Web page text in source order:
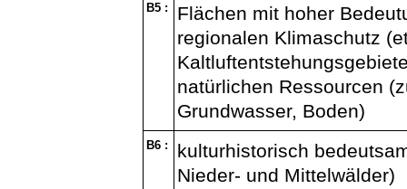
B5 :
Flächen mit hoher
regionalen Klimaschutz
natürlichen Ressourcen
Grundwasser, Boden)
B6 :
kulturhistorisch
Nieder- und Mittelwälder)